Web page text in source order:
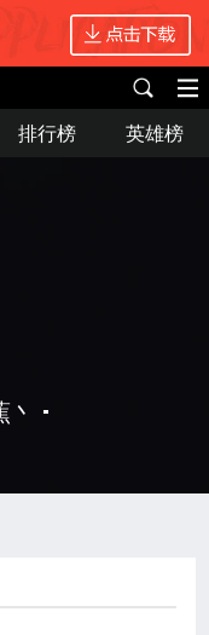
排行榜 英雄榜